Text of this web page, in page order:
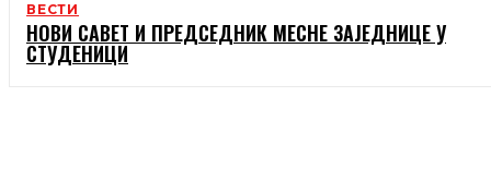
ВЕСТИ
НОВИ САВЕТ И ПРЕДСЕДНИК МЕСНЕ ЗАЈЕДНИЦЕ У
СТУДЕНИЦИ